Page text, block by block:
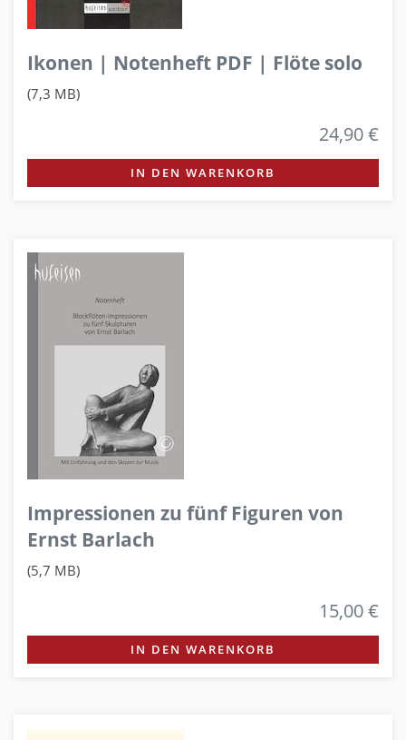
Ikonen | Notenheft PDF | Flöte solo
(7,3 MB)
24,90 €
IN DEN WARENKORB
Impressionen zu fünf Figuren von
Ernst Barlach
(5,7 MB)
15,00 €
IN DEN WARENKORB